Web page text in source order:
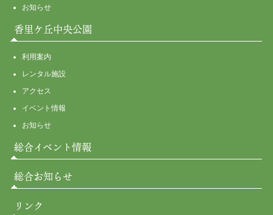
お知らせ
香里ケ丘中央公園
利用案内
レンタル施設
アクセス
イベント情報
お知らせ
総合イベント情報
総合お知らせ
リンク